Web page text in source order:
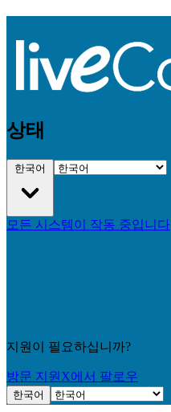
상태
한국어
모든 시스템이 작동 중입니다
지원이 필요하십니까?
방문 지원 X에서 팔로우
한국어